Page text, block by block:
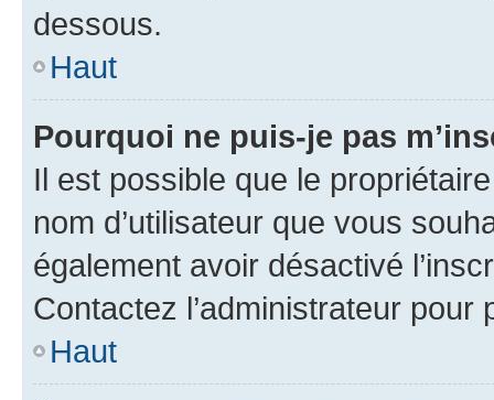
dessous.
Haut
Pourquoi ne puis-je pas
Il est possible que le
nom d’utilisateur que vous
également avoir désactivé
Contactez l’administrateur
Haut